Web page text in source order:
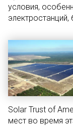
условия,
Solar Trust of
мест во время